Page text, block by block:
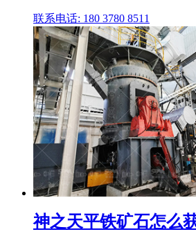
联系电话: 180 3780 8511
神之天平铁矿石怎么